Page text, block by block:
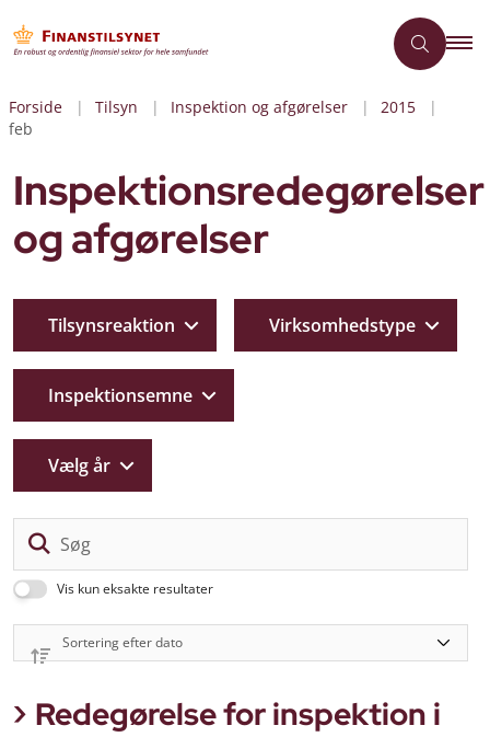
Forside Tilsyn Inspektion og afgørelser
2015
feb
Inspektionsredegørelser
og afgørelser
Vis kun eksakte resultater
Tilsynsreaktion Virksomhedstype
Inspektionsemne
Vælg år
Redegørelse for inspektion i